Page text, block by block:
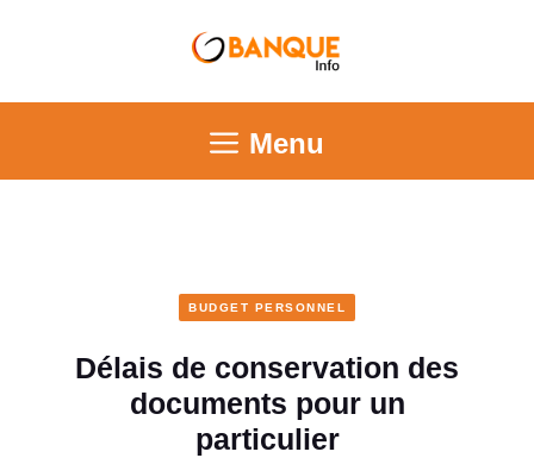
Menu
BUDGET PERSONNEL
Délais de conservation des
documents pour un
particulier